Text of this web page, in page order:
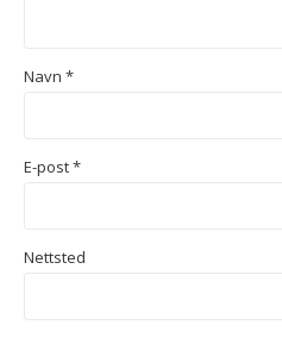
Navn *
E-post*
Nettsted